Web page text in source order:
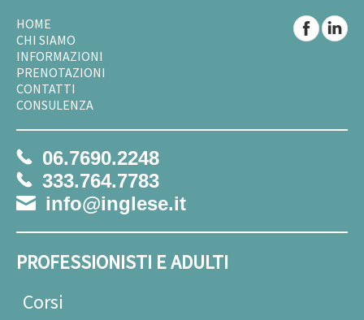
HOME
CHI SIAMO
INFORMAZIONI
PRENOTAZIONI
CONTATTI
CONSULENZA
06.7690.2248
333.764.7783
info@inglese.it
PROFESSIONISTI E ADULTI
Corsi